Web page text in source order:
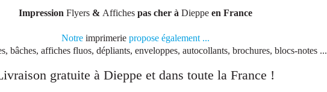
Impression Flyers& Affichespas cher à Dieppeen France
Notre imprimeriepropose également ...
bâches, affiches fluos, dépliants, enveloppes, autocollants, brochures, blocs-notes ...
gratuite à Dieppe et dans toute la France !